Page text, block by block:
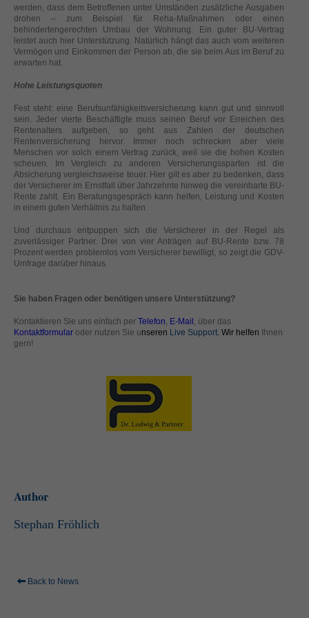
werden, dass dem Betroffenen unter Umständen zusätzliche Ausgaben
drohen – zum Beispiel für Reha-Maßnahmen oder einen
behindertengerechten Umbau der Wohnung. Ein guter BU-Vertrag
leistet auch hier Unterstützung. Natürlich hängt das auch vom weiteren
Vermögen und Einkommen der Person ab, die sie beim Aus im Beruf zu
erwarten hat.
Hohe Leistungsquoten
Fest steht: eine Berufsunfähigkeitsversicherung kann gut und sinnvoll
sein. Jeder vierte Beschäftigte muss seinen Beruf vor Erreichen des
Rentenalters aufgeben, so geht aus Zahlen der deutschen
Rentenversicherung hervor. Immer noch schrecken aber viele
Menschen vor solch einem Vertrag zurück, weil sie die hohen Kosten
scheuen. Im Vergleich zu anderen Versicherungssparten ist die
Absicherung vergleichsweise teuer. Hier gilt es aber zu bedenken, dass
der Versicherer im Ernstfall über Jahrzehnte hinweg die vereinbarte BU-
Rente zahlt. Ein Beratungsgespräch kann helfen, Leistung und Kosten
in einem guten Verhältnis zu halten.
Und durchaus entpuppen sich die Versicherer in der Regel als
zuverlässiger Partner. Drei von vier Anträgen auf BU-Rente bzw. 78
Prozent werden problemlos vom Versicherer bewilligt, so zeigt die GDV-
Umfrage darüber hinaus.
Sie haben Fragen oder benötigen unsere Unterstützung?
Kontaktieren Sie uns einfach per Telefon, E-Mail , über das
Kontaktformular oder nutzen Sie unseren Live Support. Wir helfen Ihnen
gern!
Author
Stephan Fröhlich
Back to News
helfen, diese Website und Ihre Erfahrung zu verbessern.
Personenbezogene Daten können verarbeitet werden (z. B. IP-
Adressen), z. B. für personalisierte Anzeigen und Inhalte oder
Anzeigen- und Inhaltsmessung. Weitere Informationen über die
Verwendung Ihrer Daten finden Sie in unserer
Hier finden Sie eine Übersicht über alle verwendeten Cookies. Sie
weitere Informationen anzeigen lassen und so nur bestimmte
Cookies auswählen.
Alle akzeptieren Speichern
Zurück Nur essenzielle Cookies akzeptieren
Datenschutzeinstellungen
Essenziell (1)
die einwandfreie Funktion der Website erforderlich.
Cookie-Informationen anzeigen
standardmäßig blockiert. Wenn Cookies von externen Medien akzeptiert
werden, bedarf der Zugriff auf diese Inhalte keiner manuellen Einwilligung
mehr.
powered by Borlabs Cookie